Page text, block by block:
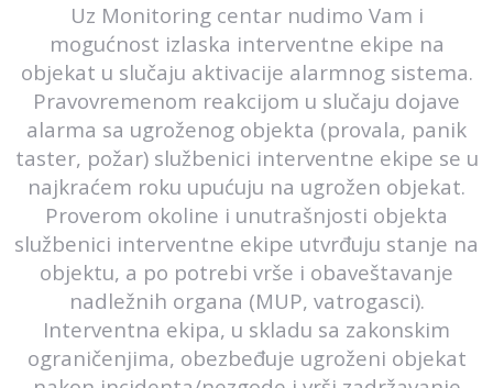
Uz Monitoring centar nudimo Vam i
mogućnost izlaska interventne ekipe na
objekat u slučaju aktivacije alarmnog sistema.
Pravovremenom reakcijom u slučaju dojave
alarma sa ugroženog objekta (provala, panik
taster, požar) službenici interventne ekipe se u
najkraćem roku upućuju na ugrožen objekat.
Proverom okoline i unutrašnjosti objekta
službenici interventne ekipe utvrđuju stanje na
objektu, a po potrebi vrše i obaveštavanje
nadležnih organa (MUP, vatrogasci).
Interventna ekipa, u skladu sa zakonskim
ograničenjima, obezbeđuje ugroženi objekat